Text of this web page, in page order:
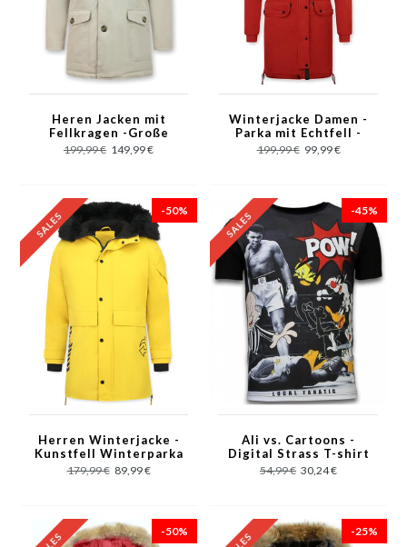
Heren Jacken mit
Fellkragen -Große
Pelzkragen - Beige
199,99 € 149,99 €
Winterjacke Damen -
Parka mit Echtfell -
Rot
199,99 € 99,99 €
-50%
Herren Winterjacke -
Kunstfell Winterparka
Herren - Gelb
179,99 € 89,99 €
-45%
Ali vs. Cartoons -
Digital Strass T-shirt
- Schwarz
54,99 € 30,24 €
-50% -25%